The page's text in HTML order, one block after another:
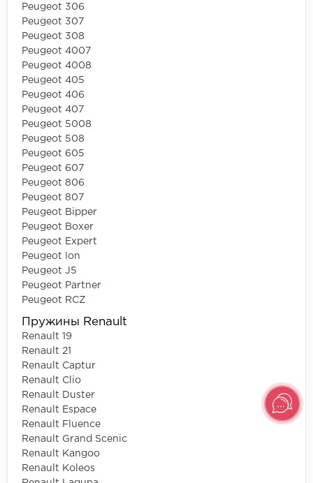
Peugeot 306
Peugeot 307
Peugeot 308
Peugeot 4007
Peugeot 4008
Peugeot 405
Peugeot 406
Peugeot 407
Peugeot 5008
Peugeot 508
Peugeot 605
Peugeot 607
Peugeot 806
Peugeot 807
Peugeot Bipper
Peugeot Boxer
Peugeot Expert
Peugeot Ion
Peugeot J5
Peugeot Partner
Peugeot RCZ
Пружины Renault
Renault 19
Renault 21
Renault Captur
Renault Clio
Renault Duster
Renault Espace
Renault Fluence
Renault Grand Scenic
Renault Kangoo
Renault Koleos